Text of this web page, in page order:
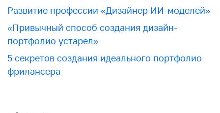
Развитие профессии «Дизайнер ИИ-моделей»
«Привычный способ создания дизайн-
портфолио устарел»
5 секретов создания идеального портфолио
фрилансера